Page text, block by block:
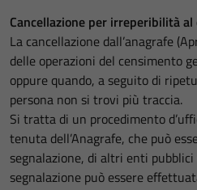
Cancellazione per irreperibilità
La cancellazione dall’anagrafe
delle operazioni del censimento
oppure quando, a seguito di
persona non si trovi più traccia.
Si tratta di un procedimento
tenuta dell’Anagrafe, che può
segnalazione, di altri enti
segnalazione può essere